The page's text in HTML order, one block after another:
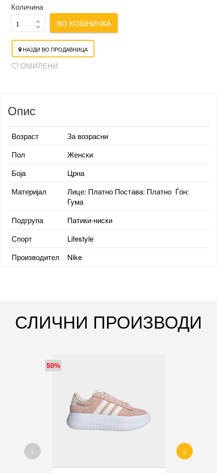
Количина
ВО КОШНИЧКА
НАЈДИ ВО ПРОДАВНИЦА
ОМИЛЕНИ
Опис
Возраст
За возрасни
Пол
Женски
Боја
Црна
Материјал
Лице: Платно Постава: Платно Ѓон:
Гума
Подгрупа
Патики-ниски
Спорт
Lifestyle
Производител
Nike
СЛИЧНИ ПРОИЗВОДИ
50%
< >